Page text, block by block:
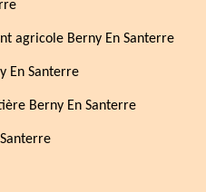
agricole Berny En Santerre
En Santerre
Berny En Santerre